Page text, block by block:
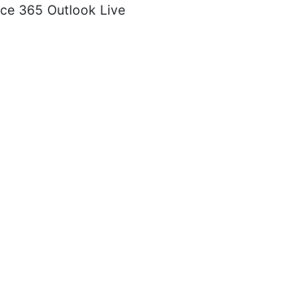
365 Outlook Live